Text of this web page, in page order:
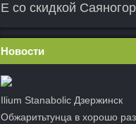
Е со скидкой
Новости
Ilium Stanabolic Дзержинск
Обжаритьтунца в хорошо